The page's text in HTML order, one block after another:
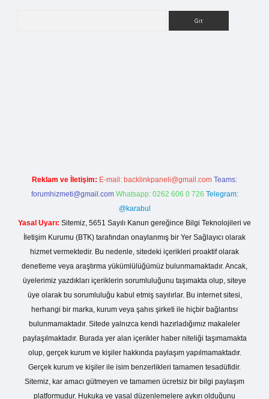
Reklam ve İletişim: E-mail: backlinkpaneli@gmail.com Teams:
forumhizmeti@gmail.com Whatsapp: 0262 606 0 726 Telegram:
@karabul
Yasal Uyarı: Sitemiz, 5651 Sayılı Kanun gereğince Bilgi Teknolojileri ve
İletişim Kurumu (BTK) tarafından onaylanmış bir Yer Sağlayıcı olarak
hizmet vermektedir. Bu nedenle, sitedeki içerikleri proaktif olarak
denetleme veya araştırma yükümlülüğümüz bulunmamaktadır. Ancak,
üyelerimiz yazdıkları içeriklerin sorumluluğunu taşımakta olup, siteye
üye olarak bu sorumluluğu kabul etmiş sayılırlar. Bu internet sitesi,
herhangi bir marka, kurum veya şahıs şirketi ile hiçbir bağlantısı
bulunmamaktadır. Sitede yalnızca kendi hazırladığımız makaleler
paylaşılmaktadır. Burada yer alan içerikler haber niteliği taşımamakta
olup, gerçek kurum ve kişiler hakkında paylaşım yapılmamaktadır.
Gerçek kurum ve kişiler ile isim benzerlikleri tamamen tesadüfidir.
Sitemiz, kar amacı gütmeyen ve tamamen ücretsiz bir bilgi paylaşım
platformudur. Hukuka ve yasal düzenlemelere aykırı olduğunu